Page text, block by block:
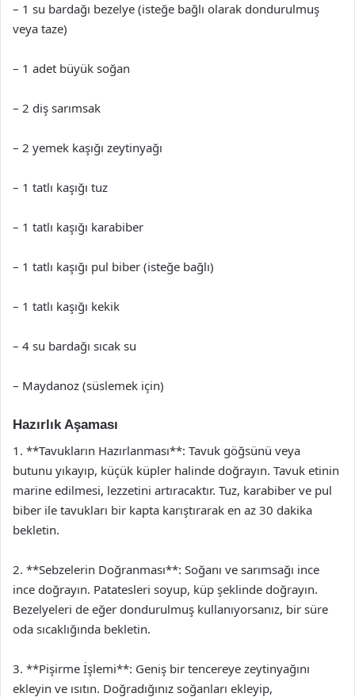
– 1 su bardağı bezelye (isteğe bağlı olarak dondurulmuş
veya taze)
– 1 adet büyük soğan
– 2 diş sarımsak
– 2 yemek kaşığı zeytinyağı
– 1 tatlı kaşığı tuz
– 1 tatlı kaşığı karabiber
– 1 tatlı kaşığı pul biber (isteğe bağlı)
– 1 tatlı kaşığı kekik
– 4 su bardağı sıcak su
– Maydanoz (süslemek için)
Hazırlık Aşaması
1. **Tavukların Hazırlanması**: Tavuk göğsünü veya
butunu yıkayıp, küçük küpler halinde doğrayın. Tavuk etinin
marine edilmesi, lezzetini artıracaktır. Tuz, karabiber ve pul
biber ile tavukları bir kapta karıştırarak en az 30 dakika
bekletin.
2. **Sebzelerin Doğranması**: Soğanı ve sarımsağı ince
ince doğrayın. Patatesleri soyup, küp şeklinde doğrayın.
Bezelyeleri de eğer dondurulmuş kullanıyorsanız, bir süre
oda sıcaklığında bekletin.
3. **Pişirme İşlemi**: Geniş bir tencereye zeytinyağını
ekleyin ve ısıtın. Doğradığınız soğanları ekleyip,